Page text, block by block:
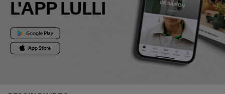
L'APP LULLI